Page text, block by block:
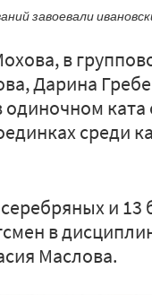
завоевали
в
Дарина
среди
и 13
в
Маслова.